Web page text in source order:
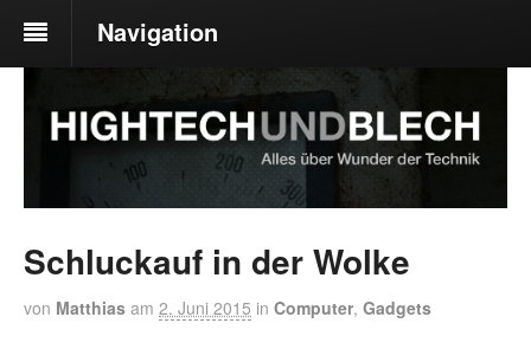
Navigation
Schluckauf in der Wolke
von Matthias am 2. Juni 2015 in Computer, Gadgets